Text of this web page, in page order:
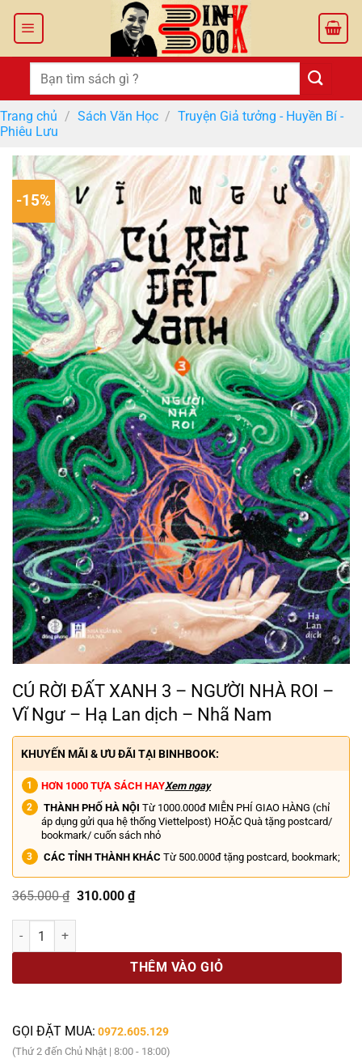
Tìm
kiếm:
Trang chủ / Sách Văn Học / Truyện Giả tưởng - Huyền Bí -
Phiêu Lưu
-15%
CÚ RỜI ĐẤT XANH 3 – NGƯỜI NHÀ ROI –
Vĩ Ngư – Hạ Lan dịch – Nhã Nam
KHUYẾN MÃI & ƯU ĐÃI TẠI BINHBOOK:
HƠN 1000 TỰA SÁCH HAYXem ngay
THÀNH PHỐ HÀ NỘI Từ 1000.000đ MIỄN PHÍ GIAO HÀNG (chỉ
áp dụng gửi qua hệ thống Viettelpost) HOẶC Quà tặng postcard/
bookmark/ cuốn sách nhỏ
CÁC TỈNH THÀNH KHÁC Từ 500.000đ tặng postcard, bookmark;
365.000₫ Giá
là:
310.000 ₫Giá
CÚ RỜI ĐẤT XANH 3 - NGƯỜI NHÀ ROI - Vĩ Ngư - Hạ Lan dịch - Nhã
THÊM VÀO GIỎ
GỌI ĐẶT MUA: 0972.605.129
(Thứ 2 đến Chủ Nhật | 8:00 - 18:00)